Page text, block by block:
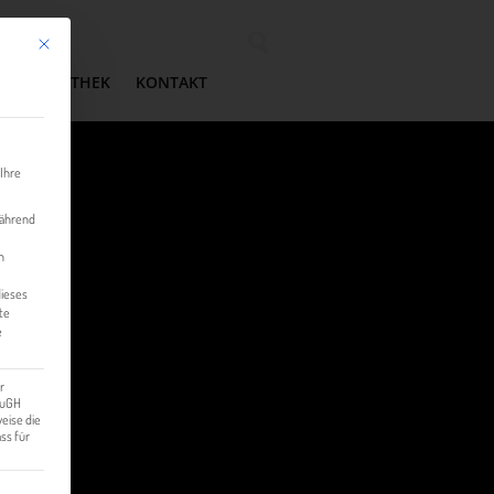
MEDIATHEK KONTAKT
Mit diesem Button wird der Dialog geschlossen. Seine Funktionalität ist identisch mit der
die
für